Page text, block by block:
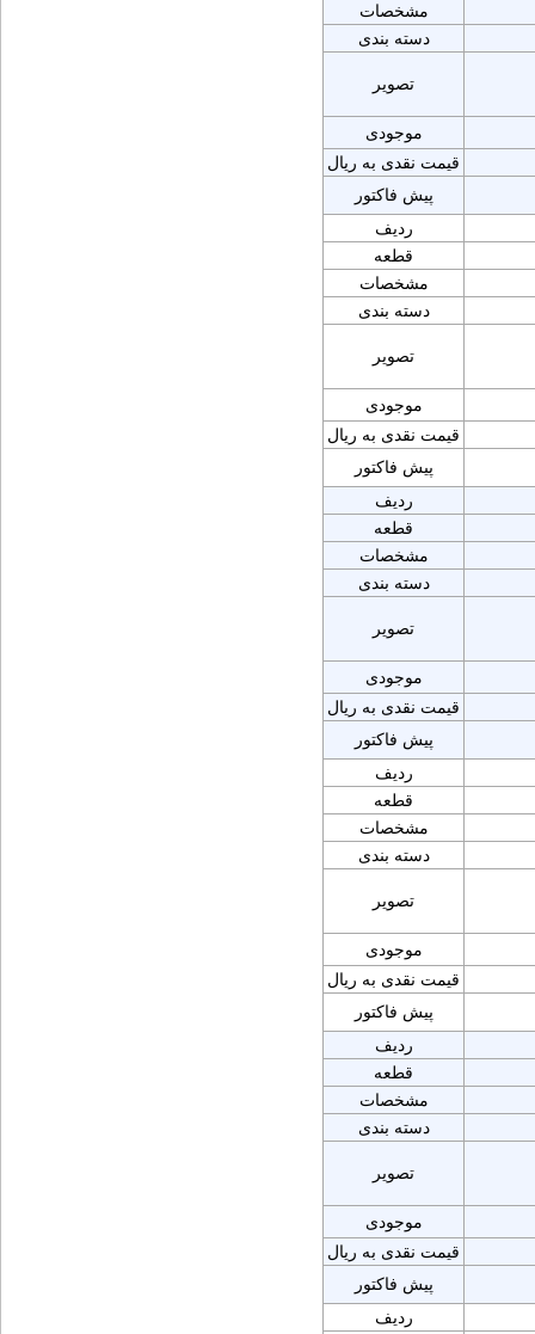
مشخصات
دسته بندی
تصویر
موجودی
قیمت نقدی به ریال
پیش فاکتور
ردیف
قطعه
مشخصات
دسته بندی
تصویر
موجودی
قیمت نقدی به ریال
پیش فاکتور
ردیف
قطعه
مشخصات
دسته بندی
تصویر
موجودی
قیمت نقدی به ریال
پیش فاکتور
ردیف
قطعه
مشخصات
دسته بندی
تصویر
موجودی
قیمت نقدی به ریال
پیش فاکتور
ردیف
قطعه
مشخصات
دسته بندی
تصویر
موجودی
قیمت نقدی به ریال
پیش فاکتور
ردیف